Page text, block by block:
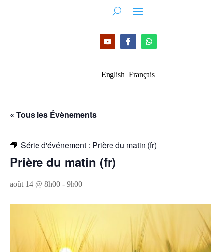
English Français
« Tous les Évènements
Série d'événement : Prière du matin (fr)
Prière du matin (fr)
août 14 @ 8h00 - 9h00